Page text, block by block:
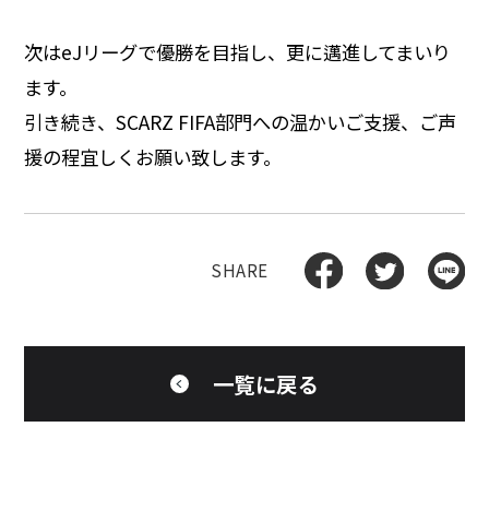
次はeJリーグで優勝を目指し、更に邁進してまいり
ます。
引き続き、SCARZ FIFA部門への温かいご支援、ご声
援の程宜しくお願い致します。
一覧に戻る